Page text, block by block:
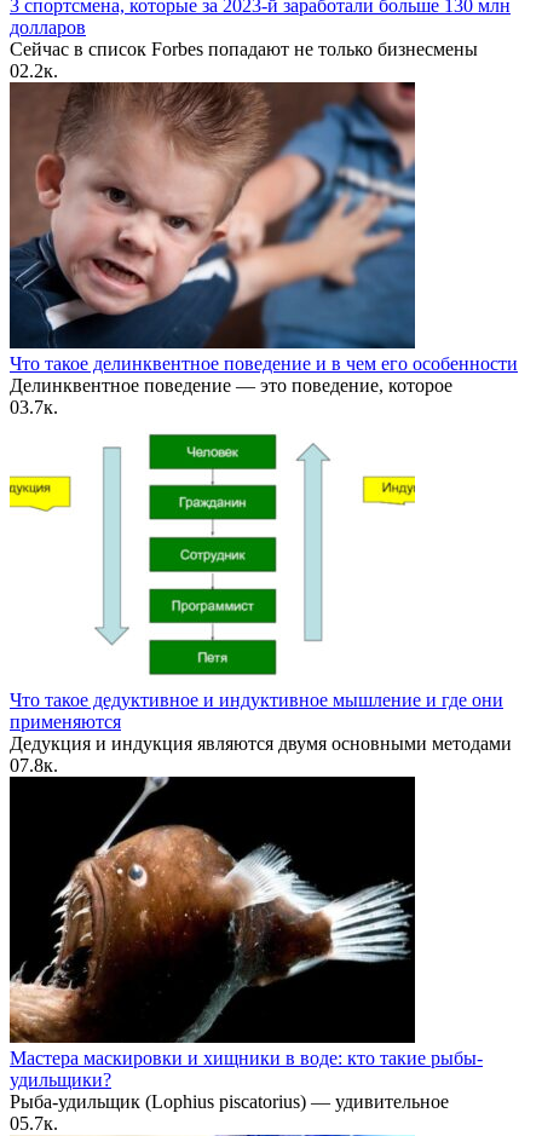
3 спортсмена, которые за 2023-й заработали больше 130 млн
долларов
Сейчас в список Forbes попадают не только бизнесмены
02.2к.
Что такое делинквентное поведение и в чем его особенности
Делинквентное поведение — это поведение, которое
03.7к.
Что такое дедуктивное и индуктивное мышление и где они
применяются
Дедукция и индукция являются двумя основными методами
07.8к.
Мастера маскировки и хищники в воде: кто такие рыбы-
удильщики?
Рыба-удильщик (Lophius piscatorius) — удивительное
05.7к.